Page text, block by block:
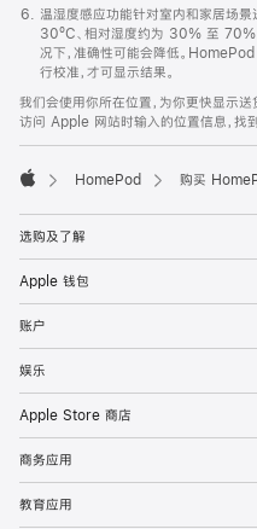
温湿度感应功能针对室内和家居场
30ºC、相对湿度约为 30% 至 70%
况下，准确性可能会降低。
行校准，才可显示结果。
我们会使用你所在位置，为你更快显示
访问 Apple 网站时输入的位置信息，找
HomePod 购买
选购及了解
Apple 钱包
账户
娱乐
Apple Store 商店
商务应用
教育应用